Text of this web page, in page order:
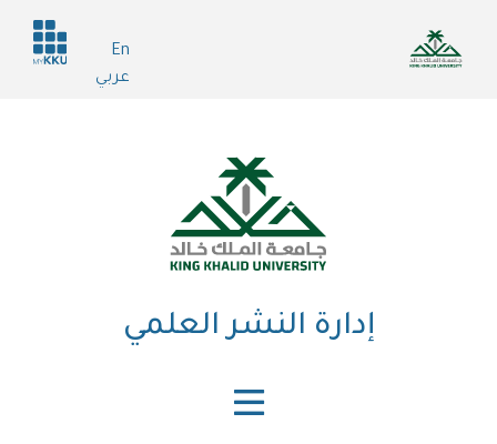
المحتوى
En
عربي
Header
services
إدارة النشر العلمي